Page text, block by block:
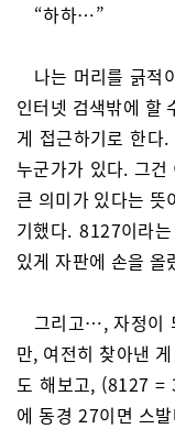
“하하…”
나는 머리를 긁적
인터넷 검색밖에 할
게 접근하기로 한다
누군가가 있다. 그
큰 의미가 있다는 뜻
기했다. 8127이라
있게 자판에 손을 올
그리고…, 자정이
만, 여전히 찾아낸
도 해보고, (8127 =
에 동경 27이면 스